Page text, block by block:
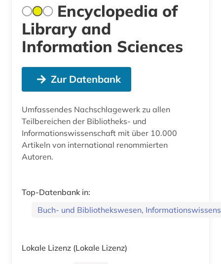
Encyclopedia of
Library and
Information Sciences
Zur Datenbank
Umfassendes Nachschlagewerk zu allen
Teilbereichen der Bibliotheks- und
Informationswissenschaft mit über 10.000
Artikeln von international renommierten
Autoren.
Top-Datenbank in:
Buch- und Bibliothekswesen,
Lokale Lizenz (Lokale Lizenz)